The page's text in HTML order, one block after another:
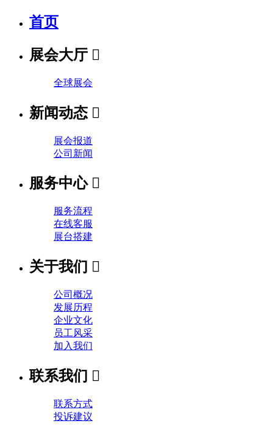
首页
展会大厅 
全球展会
新闻动态 
展会报道
公司新闻
服务中心 
服务流程
在线客服
展台搭建
关于我们 
公司概况
发展历程
企业文化
员工风采
加入我们
联系我们 
联系方式
投诉建议